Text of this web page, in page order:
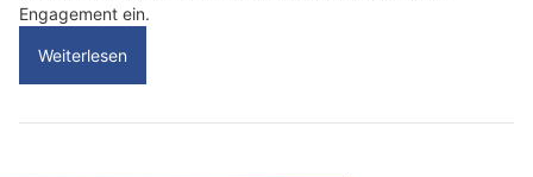
Engagement ein.
Weiterlesen